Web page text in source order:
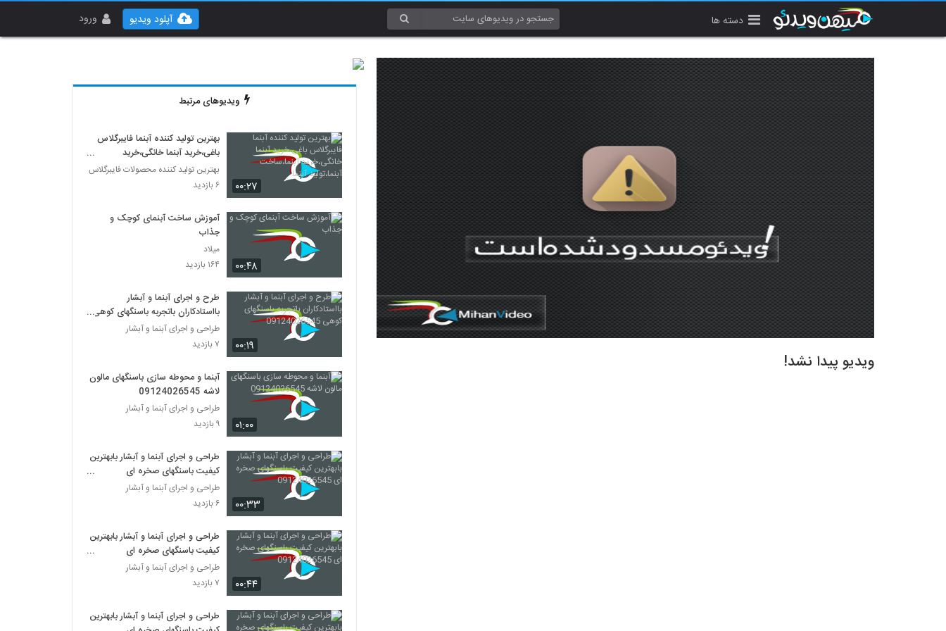
دسته ها ورود آپلود ویدیو
ویدیو پیدا نشد!
ویدیوهای مرتبط
۰۰:۲۷
بهترین تولید کننده آبنما فایبرگلاس
باغی،خرید آبنما خانگی،خرید
آبنما،ساخت آبنما،تولید آبنما
بهترین تولید کننده محصولات فایبرگلاس
۶ بازدید
۰۰:۴۸
آموزش ساخت آبنمای کوچک و
جذاب
میلاد
۱۶۴ بازدید
۰۰:۱۹
طرح و اجرای آبنما و آبشار
بااستادکاران باتجربه باسنگهای کوهی
09124026545
طراحی و اجرای آبنما و آبشار
۷ بازدید
۰۱:۰۰
آبنما و محوطه سازی باسنگهای مالون
لاشه 09124026545
طراحی و اجرای آبنما و آبشار
۹ بازدید
۰۰:۳۳
طراحی و اجرای آبنما و آبشار بابهترین
کیفیت باسنگهای صخره ای
09124026545
طراحی و اجرای آبنما و آبشار
۶ بازدید
۰۰:۴۴
طراحی و اجرای آبنما و آبشار بابهترین
کیفیت باسنگهای صخره ای
09124026545
طراحی و اجرای آبنما و آبشار
۷ بازدید
طراحی و اجرای آبنما و آبشار بابهترین